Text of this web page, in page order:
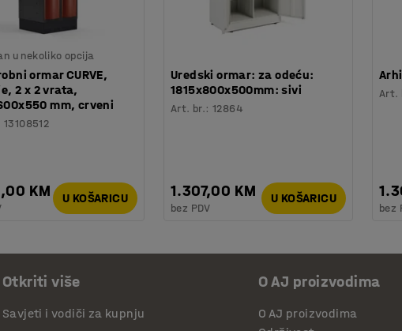
u nekoliko opcija
ormar CURVE,
2 x 2 vrata,
mm, crveni
13108512
KM U KOŠARICU
Uredski ormar: za odeću:
1815x800x500mm: sivi
Art. br.:12864
1.307,00 KM
bez PDV
U KOŠARICU
Art.
bez
Otkriti više
Savjeti i vodiči za kupnju
O AJ proizvodima
O AJ proizvodima